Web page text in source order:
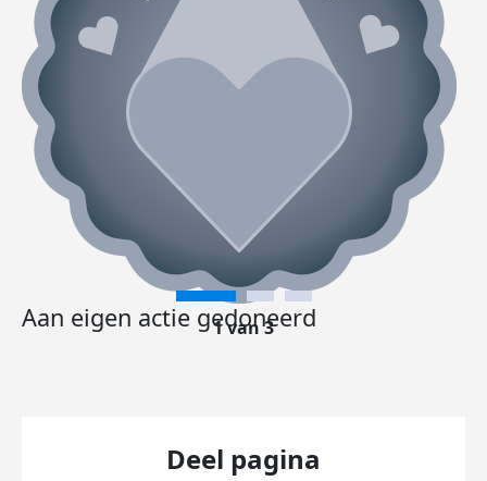
Aan eigen actie gedoneerd
1 van 3
Deel pagina